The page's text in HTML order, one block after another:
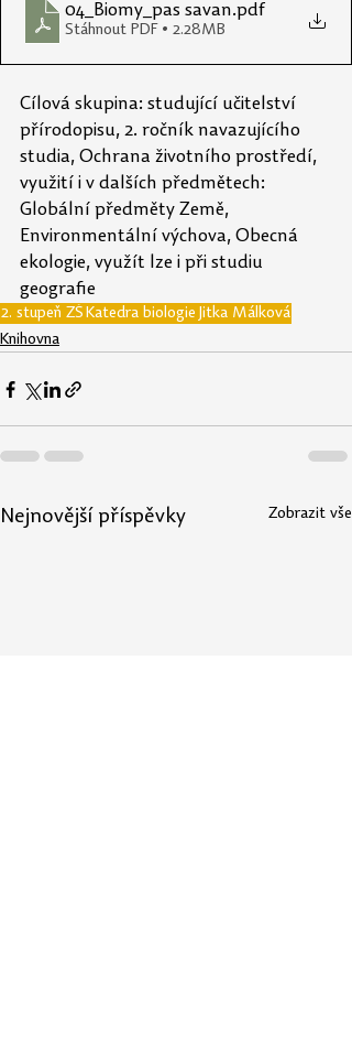
04_Biomy_pas savan.pdf
Stáhnout PDF • 2.28MB
Cílová skupina: studující učitelství
přírodopisu, 2. ročník navazujícího
studia, Ochrana životního prostředí,
využití i v dalších předmětech:
Globální předměty Země,
Environmentální výchova, Obecná
ekologie, využít lze i při studiu
geografie
2. stupeň ZŠ Katedra biologie Jitka Málková
Knihovna
Nejnovější příspěvky Zobrazit vše